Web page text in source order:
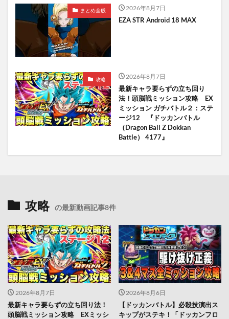
まとめ全般 2026年8月7日
EZA STR Android 18 MAX
攻略 2026年8月7日
最新キャラ要らずの立ち回り
法！頭脳戦ミッション攻略 EX
ミッション ガチバトル２：ステ
ージ12 『ドッカンバトル
（Dragon Ball Z Dokkan
Battle） 4177』
攻略 の最新動画記事8件
2026年8月7日
最新キャラ要らずの立ち回り法！
頭脳戦ミッション攻略 EXミッシ
2026年8月6日
【ドッカンバトル】必殺技演出ス
キップがステキ！「ドッカンフロ